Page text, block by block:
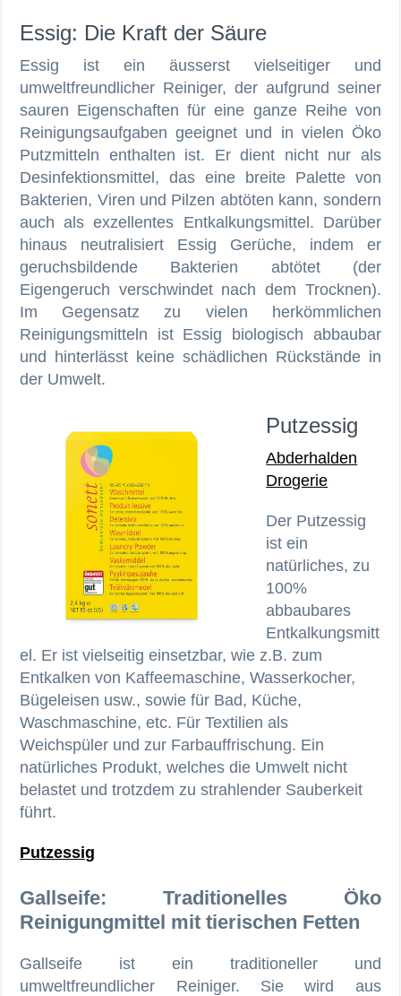
Essig: Die Kraft der Säure
Essig ist ein äusserst vielseitiger und
umweltfreundlicher Reiniger, der aufgrund seiner
sauren Eigenschaften für eine ganze Reihe von
Reinigungsaufgaben geeignet und in vielen Öko
Putzmitteln enthalten ist. Er dient nicht nur als
Desinfektionsmittel, das eine breite Palette von
Bakterien, Viren und Pilzen abtöten kann, sondern
auch als exzellentes Entkalkungsmittel. Darüber
hinaus neutralisiert Essig Gerüche, indem er
geruchsbildende Bakterien abtötet (der
Eigengeruch verschwindet nach dem Trocknen).
Im Gegensatz zu vielen herkömmlichen
Reinigungsmitteln ist Essig biologisch abbaubar
und hinterlässt keine schädlichen Rückstände in
der Umwelt.
Putzessig
Abderhalden
Drogerie
Der Putzessig
ist ein
natürliches, zu
100%
abbaubares
Entkalkungsmitt
el. Er ist vielseitig einsetzbar, wie z.B. zum
Entkalken von Kaffeemaschine, Wasserkocher,
Bügeleisen usw., sowie für Bad, Küche,
Waschmaschine, etc. Für Textilien als
Weichspüler und zur Farbauffrischung. Ein
natürliches Produkt, welches die Umwelt nicht
belastet und trotzdem zu strahlender Sauberkeit
führt.
Putzessig
Gallseife: Traditionelles Öko
Reinigungmittel mit tierischen Fetten
Gallseife ist ein traditioneller und
umweltfreundlicher Reiniger. Sie wird aus